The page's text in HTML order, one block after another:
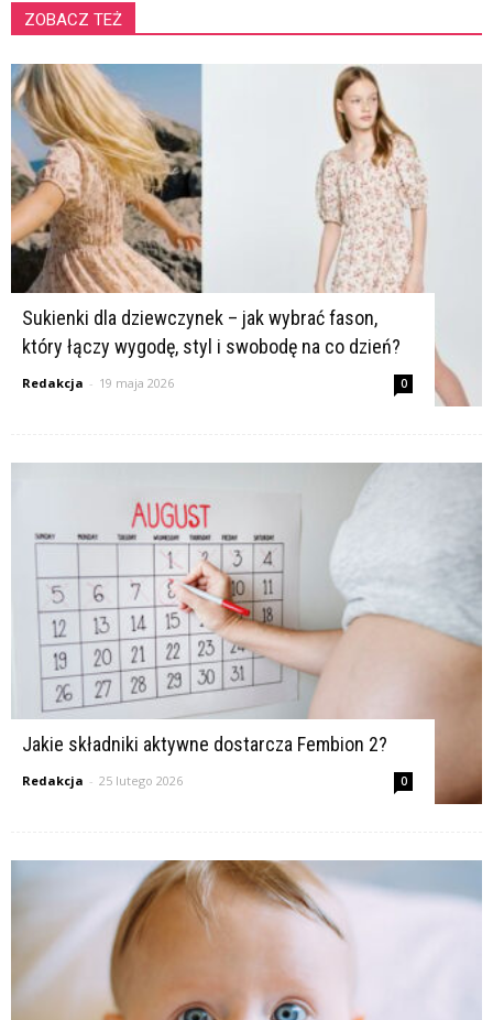
ZOBACZ TEŻ
Sukienki dla dziewczynek – jak wybrać fason,
który łączy wygodę, styl i swobodę na co dzień?
Redakcja - 19 maja 2026 0
Jakie składniki aktywne dostarcza Fembion 2?
Redakcja - 25 lutego 2026 0